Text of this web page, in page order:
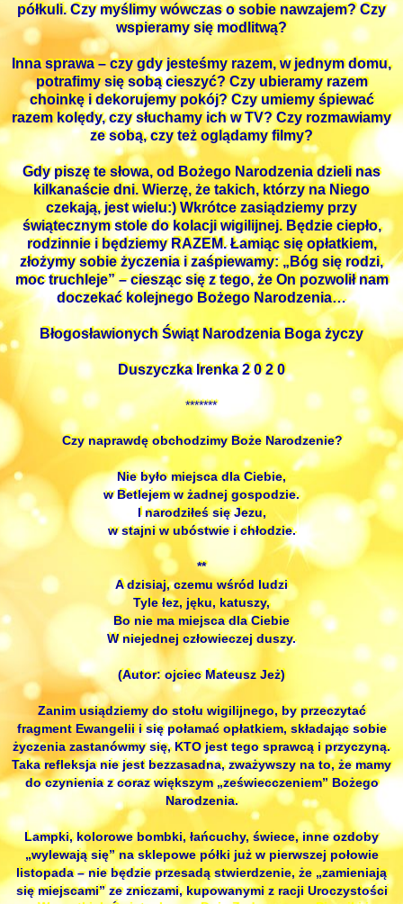
półkuli. Czy myślimy wówczas o sobie nawzajem? Czy
wspieramy się modlitwą?
Inna sprawa – czy gdy jesteśmy razem, w jednym domu,
potrafimy się sobą cieszyć? Czy ubieramy razem
choinkę i dekorujemy pokój? Czy umiemy śpiewać
razem kolędy, czy słuchamy ich w TV? Czy rozmawiamy
ze sobą, czy też oglądamy filmy?
Gdy piszę te słowa, od Bożego Narodzenia dzieli nas
kilkanaście dni. Wierzę, że takich, którzy na Niego
czekają, jest wielu:) Wkrótce zasiądziemy przy
świątecznym stole do kolacji wigilijnej. Będzie ciepło,
rodzinnie i będziemy RAZEM. Łamiąc się opłatkiem,
złożymy sobie życzenia i zaśpiewamy: „Bóg się rodzi,
moc truchleje” – ciesząc się z tego, że On pozwolił nam
doczekać kolejnego Bożego Narodzenia…
Błogosławionych Świąt Narodzenia Boga życzy
Duszyczka Irenka 2 0 2 0
*******
Czy naprawdę obchodzimy Boże Narodzenie?
Nie było miejsca dla Ciebie,
w Betlejem w żadnej gospodzie.
I narodziłeś się Jezu,
w stajni w ubóstwie i chłodzie.
**
A dzisiaj, czemu wśród ludzi
Tyle łez, jęku, katuszy,
Bo nie ma miejsca dla Ciebie
W niejednej człowieczej duszy.
(Autor: ojciec Mateusz Jeż)
Zanim usiądziemy do stołu wigilijnego, by przeczytać
fragment Ewangelii i się połamać opłatkiem, składając sobie
życzenia zastanówmy się, KTO jest tego sprawcą i przyczyną.
Taka refleksja nie jest bezzasadna, zważywszy na to, że mamy
do czynienia z coraz większym „zeświecczeniem” Bożego
Narodzenia.
Lampki, kolorowe bombki, łańcuchy, świece, inne ozdoby
„wylewają się” na sklepowe półki już w pierwszej połowie
listopada – nie będzie przesadą stwierdzenie, że „zamieniają
się miejscami” ze zniczami, kupowanymi z racji Uroczystości